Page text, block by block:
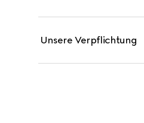
Unsere Verpflichtung